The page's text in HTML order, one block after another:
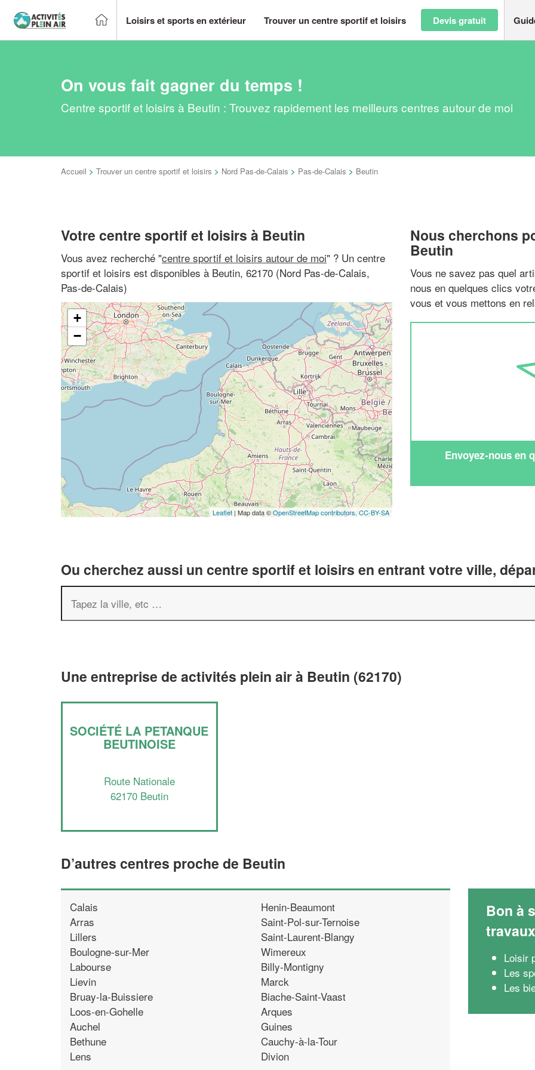
Loisirs et sports en extérieur Trouver un centre sportif et loisirs Devis gratuit
On vous fait gagner du temps !
Centre sportif et loisirs à Beutin : Trouvez rapidement les meilleurs centres autour de moi
Accueil > Trouver un centre sportif et loisirs > Nord Pas-de-Calais > Pas-de-Calais > Beutin
Votre centre sportif et loisirs à Beutin
Vous avez recherché "centre sportif et loisirs autour de moi" ? Un centre
sportif et loisirs est disponibles à Beutin, 62170 (Nord Pas-de-Calais,
Pas-de-Calais)
+
−
Leaflet | Map data ©OpenStreetMap contributors,CC-BY-SA
Nous cherchons
Beutin
Vous ne savez pas quel
nous en quelques clics
vous et vous mettons en
Envoyez-nous en
Ou cherchez aussi un centre sportif et loisirs en entrant votre ville,
Une entreprise de activités plein air à Beutin (62170)
SOCIÉTÉ LA PETANQUE
BEUTINOISE
Route Nationale
62170 Beutin
D’autres centres proche de Beutin
Calais
Arras
Lillers
Boulogne-sur-Mer
Labourse
Lievin
Bruay-la-Buissiere
Loos-en-Gohelle
Auchel
Bethune
Lens
Henin-Beaumont
Saint-Pol-sur-Ternoise
Saint-Laurent-Blangy
Wimereux
Billy-Montigny
Marck
Biache-Saint-Vaast
Arques
Guines
Cauchy-à-la-Tour
Divion
Bon à
travaux
Loisir
Les
Les